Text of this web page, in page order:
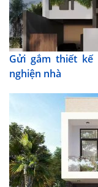
Gửi gắm thiết
nghiện nhà